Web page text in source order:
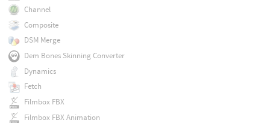
Channel
Composite
DSM Merge
Dem Bones Skinning Converter
Dynamics
Fetch
Filmbox FBX
Filmbox FBX Animation